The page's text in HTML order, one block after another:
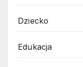
Dziecko
Edukacja